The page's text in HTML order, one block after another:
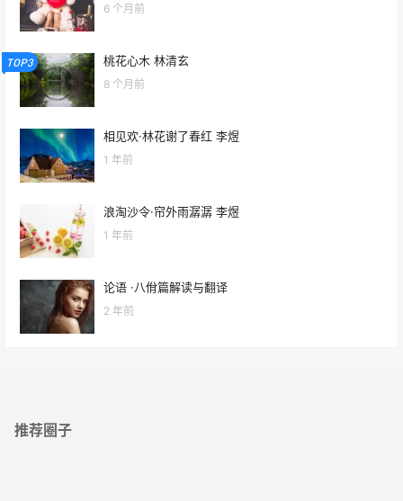
6 个月前
TOP3 桃花心木 林清玄
8 个月前
相见欢·林花谢了春红 李煜
1 年前
浪淘沙令·帘外雨潺潺 李煜
1 年前
论语 ·八佾篇解读与翻译
2 年前
推荐圈子